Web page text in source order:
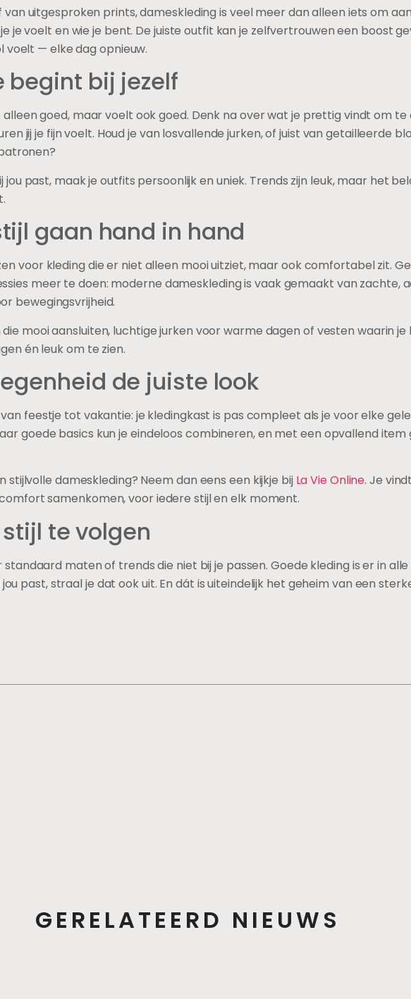
van uitgesproken prints, dameskleding is veel meer dan alleen iets om
je voelt en wie je bent. De juiste outfit kan je zelfvertrouwen een boost
voelt — elke dag opnieuw.
begint bij jezelf
goed, maar voelt ook goed. Denk na over wat je prettig vindt om te
jij je fijn voelt. Houd je van losvallende jurken, of juist van getailleerde
past, maak je outfits persoonlijk en uniek. Trends zijn leuk, maar het
gaan hand in hand
voor kleding die er niet alleen mooi uitziet, maar ook comfortabel zit.
meer te doen: moderne dameskleding is vaak gemaakt van zachte,
bewegingsvrijheid.
mooi aansluiten, luchtige jurken voor warme dagen of vesten waarin je
én leuk om te zien.
de juiste look
feestje tot vakantie: je kledingkast is pas compleet als je voor elke
goede basics kun je eindeloos combineren, en met een opvallend
stijlvolle dameskleding? Neem dan eens een kijkje bij La Vie Online. Je
samenkomen, voor iedere stijl en elk moment.
te volgen
maten of trends die niet bij je passen. Goede kleding is er in
past, straal je dat ook uit. En dát is uiteindelijk het geheim van een
GERELATEERD NIEUWS